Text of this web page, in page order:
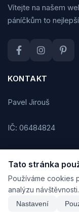
Vítejte na našem
páníčkům to
KONTAKT
Pavel Jirouš
IČ: 06484824
E-mail:
KATEGORIE
Tato stránka
Používáme cookies
analýzu návštěvnosti.
Nastavení